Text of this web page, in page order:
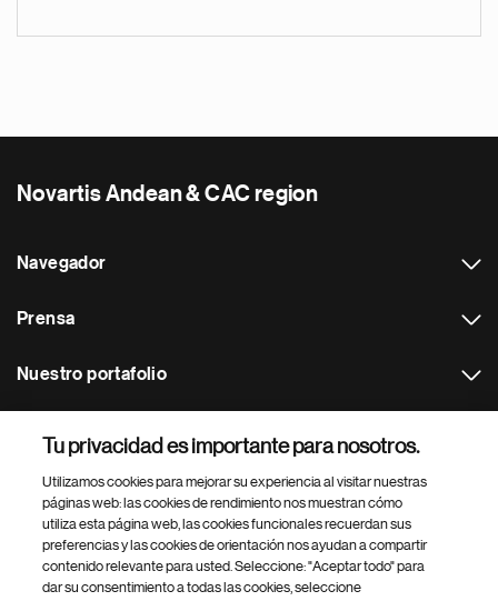
Novartis Andean & CAC region
Navegador
Prensa
Nuestro portafolio
Footer Site Search
Tu privacidad es importante para nosotros.
Utilizamos cookies para mejorar su experiencia al visitar nuestras
páginas web: las cookies de rendimiento nos muestran cómo
utiliza esta página web, las cookies funcionales recuerdan sus
preferencias y las cookies de orientación nos ayudan a compartir
contenido relevante para usted. Seleccione: "Aceptar todo" para
dar su consentimiento a todas las cookies, seleccione